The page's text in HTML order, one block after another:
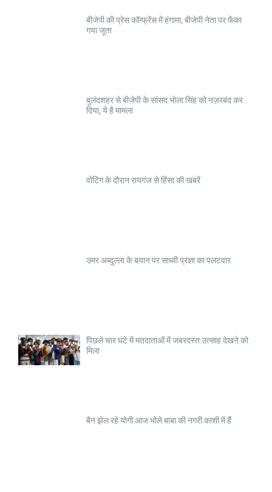
बीजेपी की प्रेस कॉन्फ्रेंस में हंगामा, बीजेपी नेता पर फेंका
गया जूता
बुलंदशहर से बीजेपी के सांसद भोला सिंह को नज़रबंद कर
दिया, ये है मामला
वोटिंग के दौरान रायगंज से हिंसा की खबरें
उमर अब्दुल्ला के बयान पर साध्वी प्रज्ञा का पलटवार
पिछले चार घंटे में मतदाताओं में जबरदस्त उत्साह देखने को
मिला
बैन झेल रहे योगी आज भोले बाबा की नगरी काशी में हैं